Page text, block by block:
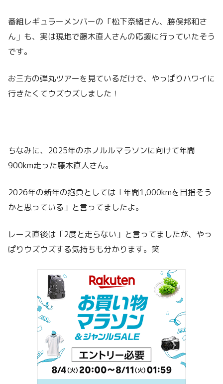
番組レギュラーメンバーの「松下奈緒さん、勝俣邦和さ
ん」も、実は現地で藤木直人さんの応援に行っていたそう
です。
お三方の弾丸ツアーを見ているだけで、やっぱりハワイに
行きたくてウズウズしました！
ちなみに、2025年のホノルルマラソンに向けて年間
900km走った藤木直人さん。
2026年の新年の抱負としては「年間1,000kmを目指そう
かと思っている」と言ってましたよ。
レース直後は「2度と走らない」と言ってましたが、やっ
ぱりウズウズする気持ちも分かります。笑